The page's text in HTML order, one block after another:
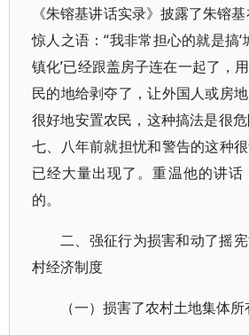
《朱镕基讲话实录》披露了朱镕
惊人之语：“我非常担心的就是搞‘
镇化’已经跟盖房子连在一起了，
民的地给剥夺了，让外国人或房
很好地安置农民，这种搞法是很
七、八年前就担忧和警告的这种
已经大量出现了。重温他的讲话
的。
二、强征行为损害和动了摇
村经济制度
（一）损害了农村土地集体